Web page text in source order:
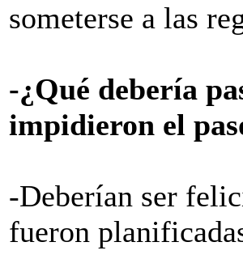
someterse a las
-¿Qué debería
impidieron el
-Deberían ser
fueron